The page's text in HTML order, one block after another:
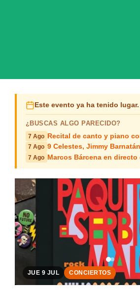
Este evento ya ha tenido lugar.
¿BUSCAS ALGO PARECIDO?
7 Ago Recital de canto y piano
7 Ago 9 Celestes, Jimmy
7 Ago Marcos Bárcena en
JUE 9 JUL CONCIERTOS